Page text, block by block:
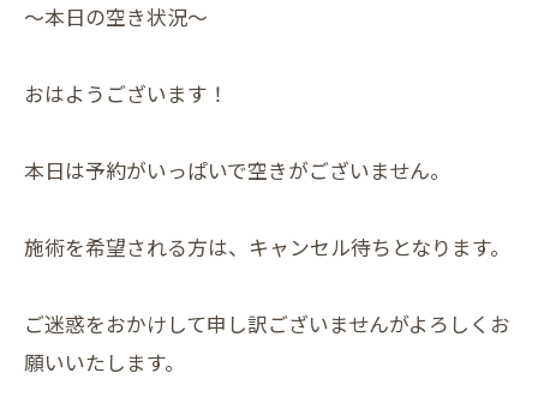
～本日の空き状況～
おはようございます！
本日は予約がいっぱいで空きがございません。
施術を希望される方は、キャンセル待ちとなります。
ご迷惑をおかけして申し訳ございませんがよろしくお
願いいたします。